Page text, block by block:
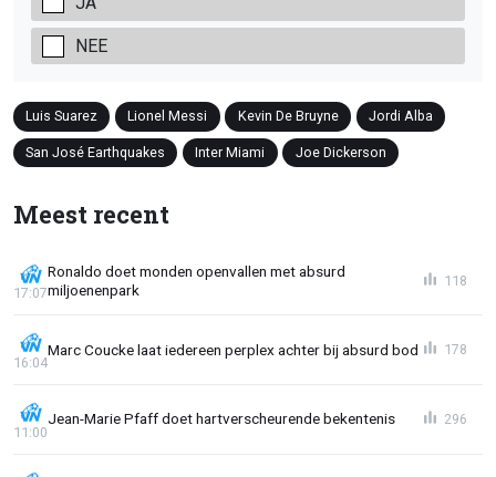
NEE
Luis Suarez Lionel Messi Kevin De Bruyne Jordi Alba
San José Earthquakes Inter Miami Joe Dickerson
Meest recent
Ronaldo doet monden openvallen met absurd
miljoenenpark
17:07
118
Marc Coucke laat iedereen perplex achter bij absurd bod
16:04
178
Jean-Marie Pfaff doet hartverscheurende bekentenis
11:00
296